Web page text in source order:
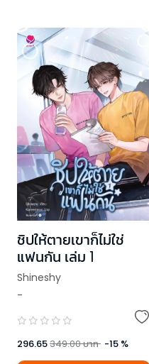
ชิปให้ตายเขาก็ไม่ใช่
แฟนกัน เล่ม 1
Shineshy
-
296.65349.00บาท -15 %